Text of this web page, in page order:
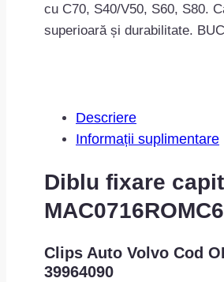
cu C70, S40/V50, S60, S80.
superioară și durabilitate.
Descriere
Informații suplimentare
Diblu fixare
Clips Auto Volvo Cod
39964090